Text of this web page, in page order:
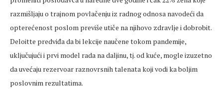
razmišljaju o trajnom povlačenju iz radnog odnosa navodeći da
opterećenost poslom previše utiče na njihovo zdravlje i dobrobit.
Deloitte predviđa da bi lekcije naučene tokom pandemije,
uključujući i prvi model rada na daljinu, tj. od kuće, mogle izuzetno
da uvećaju rezervoar raznovrsnih talenata koji vodi ka boljim
poslovnim rezultatima.